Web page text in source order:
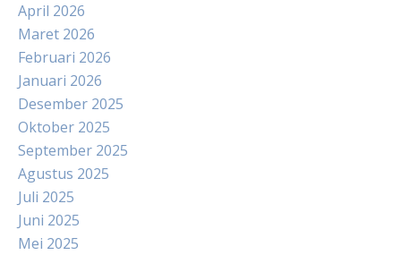
April 2026
Maret 2026
Februari 2026
Januari 2026
Desember 2025
Oktober 2025
September 2025
Agustus 2025
Juli 2025
Juni 2025
Mei 2025